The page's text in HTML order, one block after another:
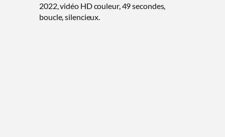
2022, vidéo HD couleur, 49 secondes,
boucle, silencieux.